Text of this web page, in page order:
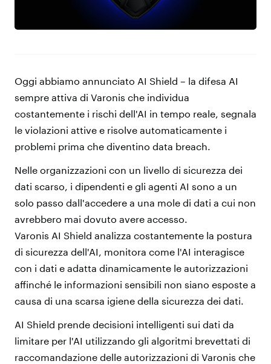
Oggi abbiamo annunciato AI Shield – la difesa AI
sempre attiva di Varonis che individua
costantemente i rischi dell'AI in tempo reale, segnala
le violazioni attive e risolve automaticamente i
problemi prima che diventino data breach.
Nelle organizzazioni con un livello di sicurezza dei
dati scarso, i dipendenti e gli agenti AI sono a un
solo passo dall'accedere a una mole di dati a cui non
avrebbero mai dovuto avere accesso.
Varonis AI Shield analizza costantemente la postura
di sicurezza dell'AI, monitora come l'AI interagisce
con i dati e adatta dinamicamente le autorizzazioni
affinché le informazioni sensibili non siano esposte a
causa di una scarsa igiene della sicurezza dei dati.
AI Shield prende decisioni intelligenti sui dati da
limitare per l'AI utilizzando gli algoritmi brevettati di
raccomandazione delle autorizzazioni di Varonis che